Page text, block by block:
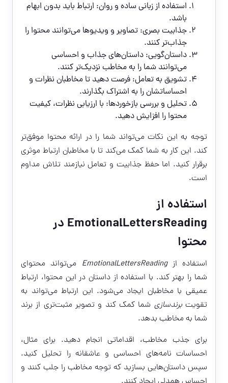
استفاده از زبانی ساده و روان: ارتباط باید بدون ابهام
باشد.
جذابیت بصری: تصاویر و ویدیوها می‌توانند محتوا را
جذاب‌تر کنند.
داستان‌گویی: داستان‌های جذاب و احساسی
می‌توانند شما را به مخاطب نزدیک‌تر کنند.
تشویق به تعامل: فرصت دهید تا مخاطبان نظرات و
احساساتشان را به اشتراک بگذارند.
تحلیل و بررسی بازخوردها: با ارزیابی نظرات، کیفیت
محتوا را افزایش دهید.
توجه به این نکات می‌تواند شما را در ارائه محتوا موفق‌تر
کند. این کار به شما کمک می‌کند تا با مخاطبان ارتباط موثری
برقرار کنید. اما حفظ جذابیت و تعامل نیازمند تلاش مداوم
است.
استفاده از
EmotionalLettersReading در
محتوا
استفاده ازEmotionalLettersReading می‌تواند محتوای
شما را بهتر کند. با استفاده از داستان در این محتوا، ارتباط
عمیقی با مخاطبان ایجاد می‌شود. این ارتباط می‌تواند به
تقویتبرندسازی شما کمک کند و تصویر مثبت‌تری از برند
شما به مخاطب بدهد.
برای جذب مخاطب، اقداماتی انجام دهید. برای مثال،
احساسات نامه‌های احساسی و عاشقانه را تحلیل کنید.
سپس داستان‌هایی بسازید که توجه مخاطب را جلب کنند و